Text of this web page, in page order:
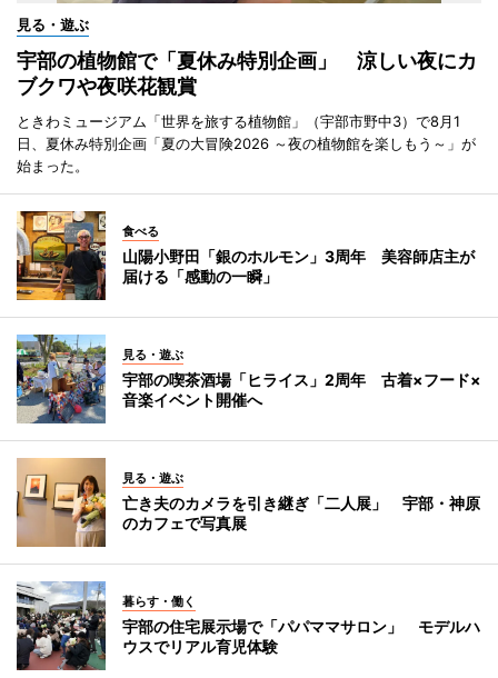
見る・遊ぶ
宇部の植物館で「夏休み特別企画」 涼しい夜にカ
ブクワや夜咲花観賞
ときわミュージアム「世界を旅する植物館」（宇部市野中3）で8月1
日、夏休み特別企画「夏の大冒険2026 ～夜の植物館を楽しもう～」が
始まった。
食べる
山陽小野田「銀のホルモン」3周年 美容師店主が
届ける「感動の一瞬」
見る・遊ぶ
宇部の喫茶酒場「ヒライス」2周年 古着×フード×
音楽イベント開催へ
見る・遊ぶ
亡き夫のカメラを引き継ぎ「二人展」 宇部・神原
のカフェで写真展
暮らす・働く
宇部の住宅展示場で「パパママサロン」 モデルハ
ウスでリアル育児体験